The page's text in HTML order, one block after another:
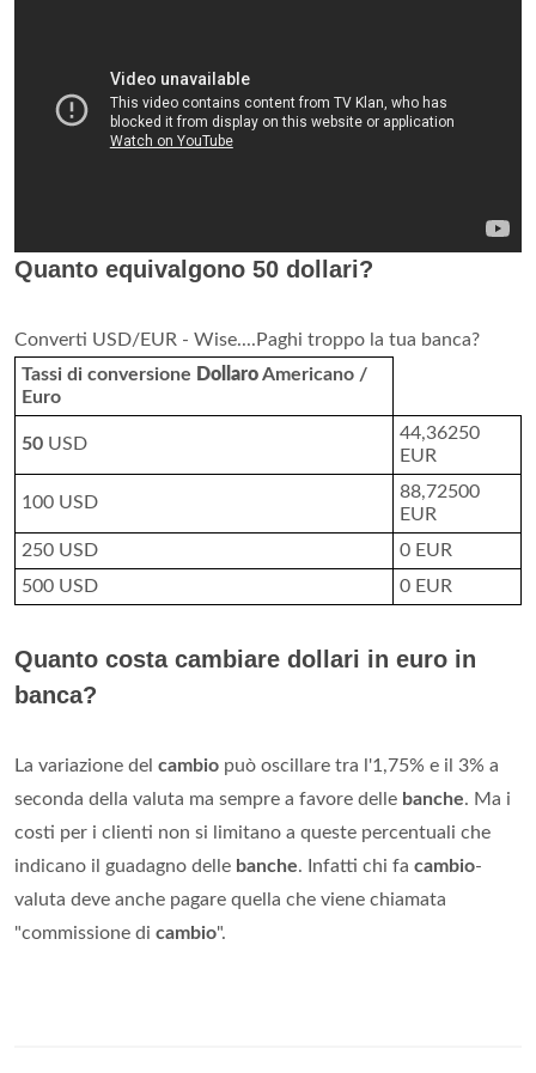
Quanto equivalgono 50 dollari?
Converti USD/EUR - Wise....Paghi troppo la tua banca?
Tassi di conversione DollaroAmericano /
Euro
50 USD
44,36250
EUR
100 USD
88,72500
EUR
250 USD
0 EUR
500 USD
0 EUR
Quanto costa cambiare dollari in euro in
banca?
La variazione del cambio può oscillare tra l'1,75% e il 3% a
seconda della valuta ma sempre a favore delle banche. Ma i
costi per i clienti non si limitano a queste percentuali che
indicano il guadagno delle banche. Infatti chi fa cambio-
valuta deve anche pagare quella che viene chiamata
"commissione di cambio".